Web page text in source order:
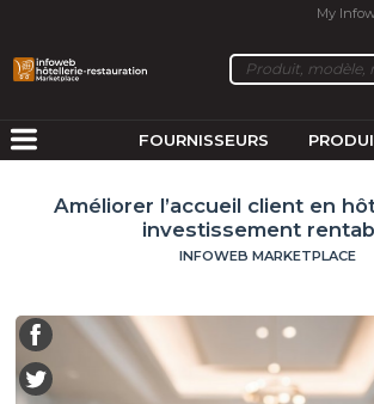
My
FOURNISSEURS
Améliorer l’accueil client en
investissement
INFOWEB MARKETPLACE